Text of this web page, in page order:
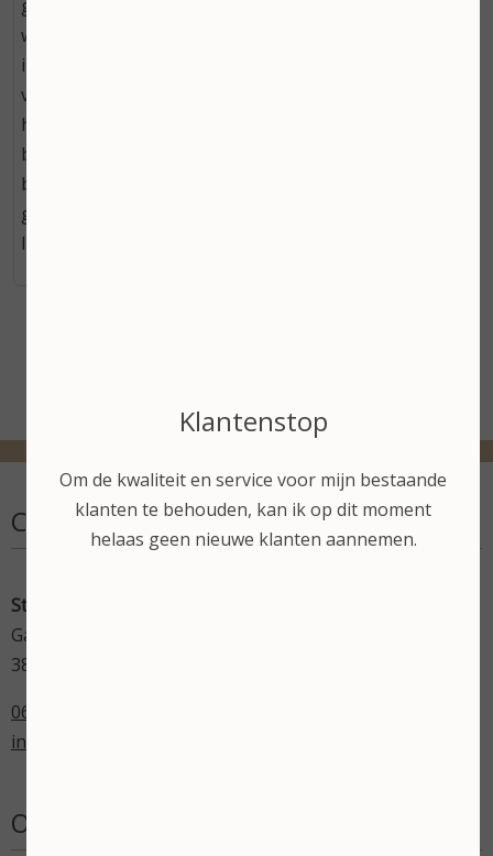
gereinigd gezicht. 1 pompje is genoeg. Handig om te
weten: - Is je huid zowel vetarm als vochtarm? Dan zou
ik kiezen voor de Face cream voor overdag en de
voedende Face Oil Night voor ?s nachts. - Heb je een
hele droge huid? Dan passen de Loveli Face Oils beter
bij jouw huidtype. - De geur van deze Face Cream
bevat geen allergenen en is dus ook geschikt voor de
gevoelige huidjes. - De Face cream is helemaal vegan!
Inhoud: 50ml
Contactgegevens
Stephanie's Beautysalon
Gardameer 17
3825 VN Amersfoort
06-43598714
info@stephaniesbeautysalon.nl
Openingstijden
Klantenstop
Om de kwaliteit en service voor mijn bestaande
klanten te behouden, kan ik op dit moment
helaas geen nieuwe klanten aannemen.